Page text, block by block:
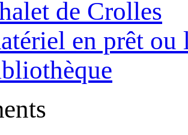
de Crolles
en prêt ou